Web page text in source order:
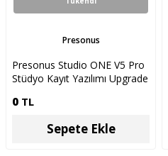
Presonus
Presonus Studio ONE V5 Pro
Stüdyo Kayıt Yazılımı Upgrade
0 TL
Sepete Ekle